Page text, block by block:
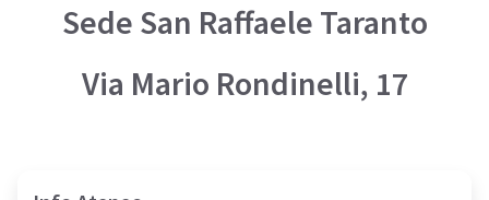
Sede San Raffaele Taranto
Via Mario Rondinelli, 17